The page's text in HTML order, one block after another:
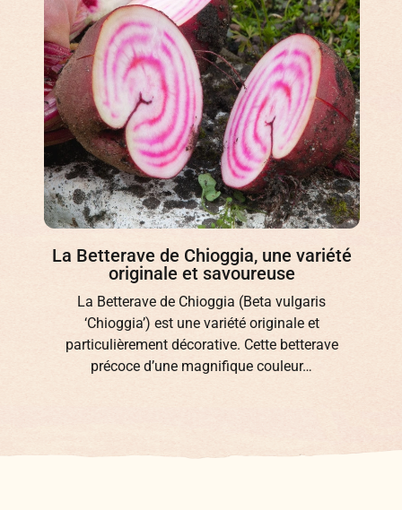
Le Cerfeuil tubéreux, un légume-racine
rare dans les potagers
Le Cerfeuil tubéreux (Chaerophyllum
bulbosum) est une plante herbacée
bisannuelle de la famille des Apiacées. Ce
légume-racine ancien ou oublié…